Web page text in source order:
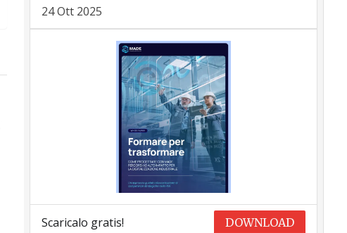
24 Ott 2025
Scaricalo gratis! DOWNLOAD